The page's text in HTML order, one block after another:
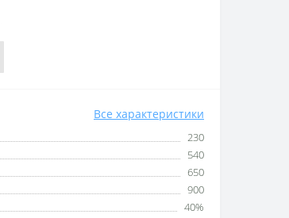
Все характеристики
230
540
650
900
40%